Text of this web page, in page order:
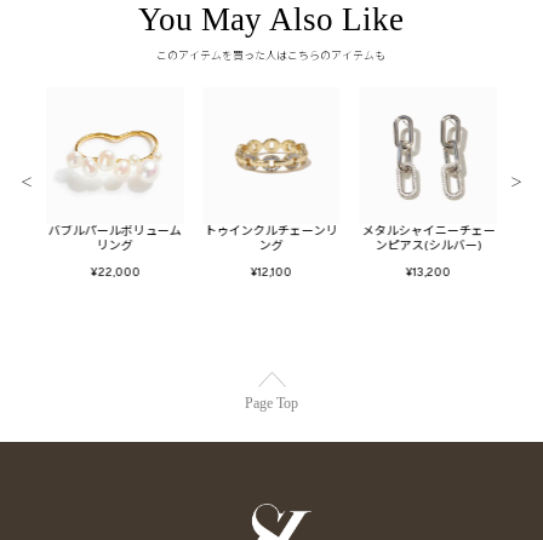
You May Also Like
このアイテムを買った人はこちらのアイテムも
バブルパールボリューム
リング
¥22,000
トゥインクルチェーンリ
ング
¥12,100
メタルシャイニーチェー
ンピアス(シルバー)
¥13,200
＜ ＞
Page Top